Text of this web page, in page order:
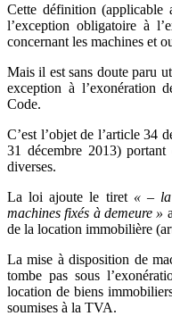
Cette définition (applicable
l’exception obligatoire à
concernant les machines et
Mais il est sans doute paru
exception à l’exonération
Code.
C’est l’objet de l’article 34
31 décembre 2013) portant
diverses.
La loi ajoute le tiret « – la
machines fixés à demeure »
de la location immobilière
La mise à disposition de
tombe pas sous
location de biens
soumises à la TVA.